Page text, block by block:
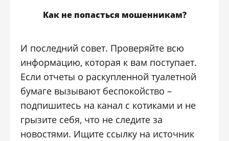
Как не попасться мошенникам?
И последний совет. Проверяйте всю
информацию, которая к вам поступает.
Если отчеты о раскупленной туалетной
бумаге вызывают беспокойство –
подпишитесь на канал с котиками и не
грызите себя, что не следите за
новостями. Ищите ссылку на источник